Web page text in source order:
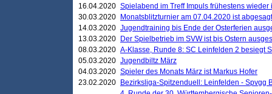
16.04.2020 Spielabend im Treff Impuls frühestens wieder
30.03.2020
Monatsblitzturnier am 07.04.2020 ist abgesagt
14.03.2020 Jugendtraining bis Ende der Osterferien
13.03.2020
Der Spielbetrieb im SVW ist bis Ostern
08.03.2020 A-Klasse, Runde 8: SC Leinfelden 2 besiegt
05.03.2020 Jugendbiltz März
04.03.2020 Spieler des Monats März ist Markus Hofer
23.02.2020
Bezirksliga-Spitzenduell: Leinfelden - Spvgg